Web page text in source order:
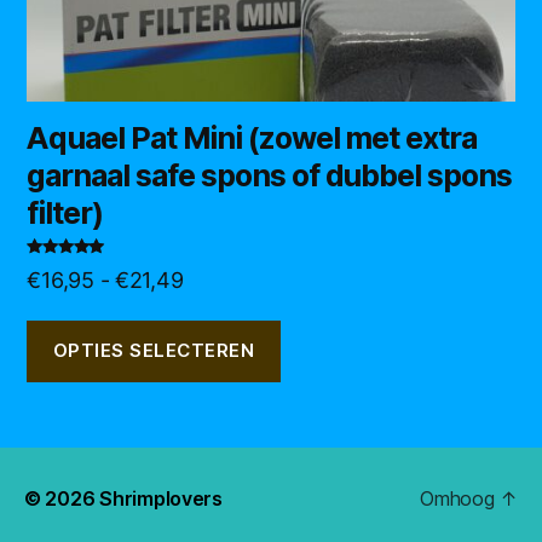
Aquael Pat Mini (zowel met extra
garnaal safe spons of dubbel spons
filter)
Gewaardeerd
5.00uit 5
€16,95 - €21,49Prijsklasse:
tot
€21,49
OPTIES SELECTEREN
productpagina
© 2026Shrimplovers Omhoog ↑